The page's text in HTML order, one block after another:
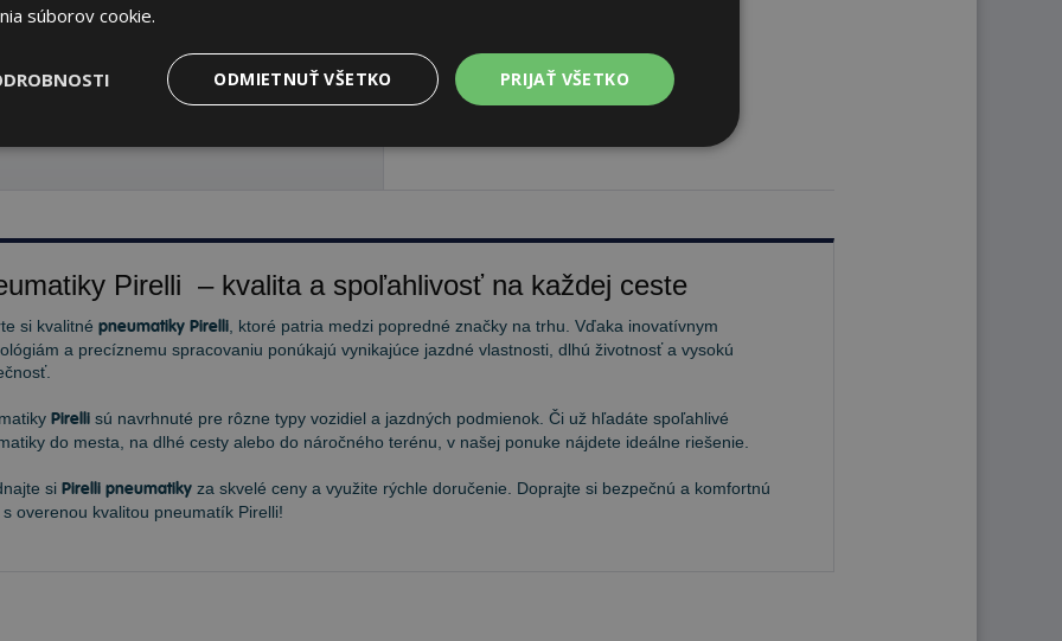
skladom Sledovať naskladnenie
Pirelli – kvalita a spoľahlivosť na každej ceste
si kvalitné pneumatiky Pirelli , ktoré patria medzi popredné značky na trhu. Vďaka inovatívnym
a precíznemu spracovaniu ponúkajú vynikajúce jazdné vlastnosti, dlhú životnosť a vysokú
Pirelli sú navrhnuté pre rôzne typy vozidiel a jazdných podmienok. Či už hľadáte spoľahlivé
do mesta, na dlhé cesty alebo do náročného terénu, v našej ponuke nájdete ideálne riešenie.
si Pirelli pneumatiky za skvelé ceny a využite rýchle doručenie. Doprajte si bezpečnú a komfortnú
s overenou kvalitou pneumatík Pirelli!
súborov cookie.
PRIJAŤ VŠETKO
ODMIETNUŤ VŠETKO